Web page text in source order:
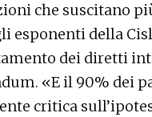
che suscitano
esponenti della
dei diretti
«E il 90% dei
critica